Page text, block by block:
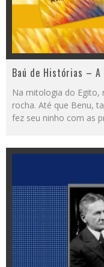
Baú de Histórias – A
Na mitologia do Egito,
rocha. Até que Benu,
fez seu ninho com as